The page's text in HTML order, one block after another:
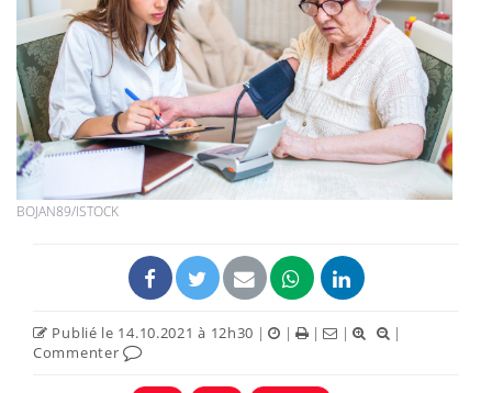
BOJAN89/ISTOCK
Publié le 14.10.2021 à 12h30 | | | |
|
Commenter